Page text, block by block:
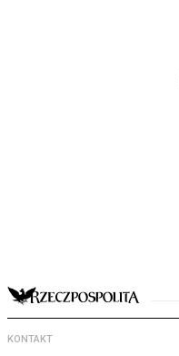
KONTAKT